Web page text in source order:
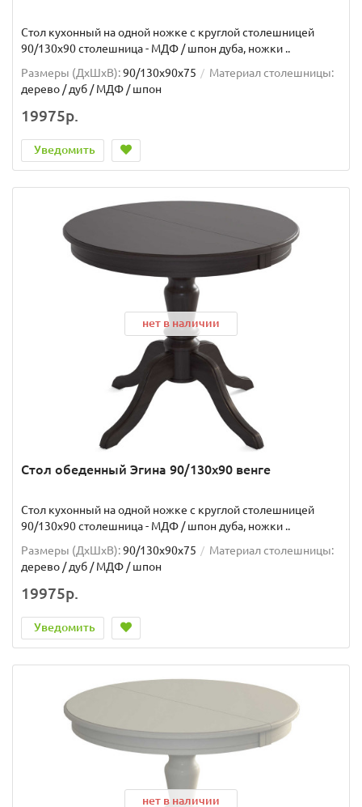
Стол кухонный на одной ножке с круглой столешницей
90/130х90 столешница - МДФ / шпон дуба, ножки ..
Размеры (ДхШxВ):90/130х90х75
Материал столешницы:
дерево / дуб / МДФ / шпон
19975р.
Уведомить
нет в наличии
Стол обеденный Эгина 90/130х90 венге
Стол кухонный на одной ножке с круглой столешницей
90/130х90 столешница - МДФ / шпон дуба, ножки ..
Размеры (ДхШxВ):90/130х90х75
Материал столешницы:
дерево / дуб / МДФ / шпон
19975р.
Уведомить
нет в наличии